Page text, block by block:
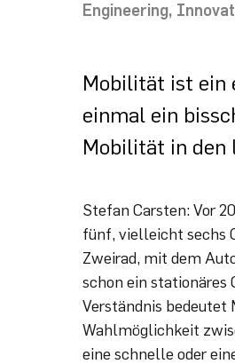
Engineering
Mobilität ist ein
einmal ein
Mobilität in den
Stefan Carsten: Vor
fünf, vielleicht sechs
Zweirad, mit dem
schon ein
Verständnis bedeutet
Wahlmöglichkeit
eine schnelle oder